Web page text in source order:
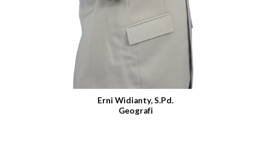
Erni Widianty, S.Pd.
Geografi